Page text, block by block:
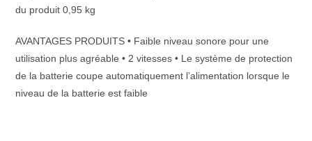
du produit 0,95 kg
AVANTAGES PRODUITS • Faible niveau sonore pour une
utilisation plus agréable • 2 vitesses • Le système de protection
de la batterie coupe automatiquement l’alimentation lorsque le
niveau de la batterie est faible